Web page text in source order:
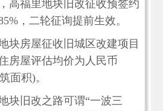
高福里地块旧改征收预签约
，二轮征询提前生效。
块房屋征收旧城区改建项目
房屋评估均价为人民币
面积)。
块旧改之路可谓“一波三